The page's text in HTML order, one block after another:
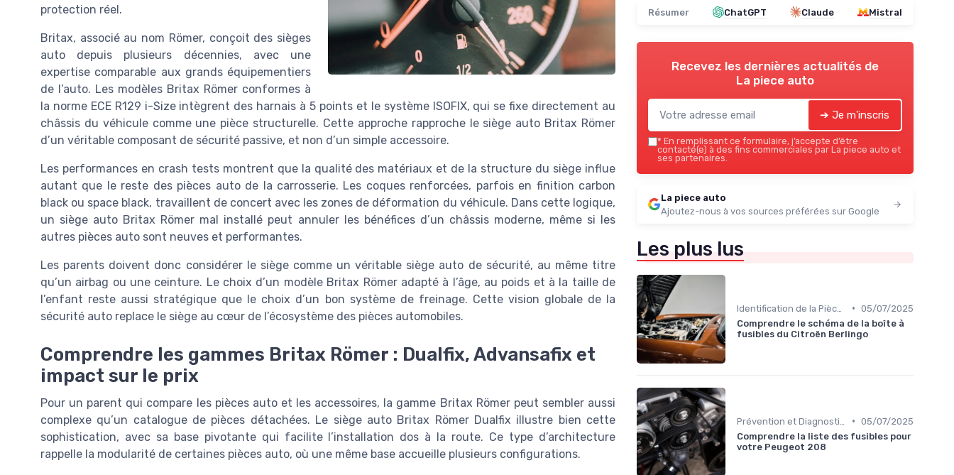
protection réel.
Britax, associé au nom Römer, conçoit des sièges
auto depuis plusieurs décennies, avec une
expertise comparable aux grands équipementiers
de l’auto. Les modèles Britax Römer conformes à
la norme ECE R129 i-Size intègrent des harnais à 5 points et le système ISOFIX, qui se fixe directement au
châssis du véhicule comme une pièce structurelle. Cette approche rapproche le siège auto Britax Römer
d’un véritable composant de sécurité passive, et non d’un simple accessoire.
Les performances en crash tests montrent que la qualité des matériaux et de la structure du siège influe
autant que le reste des pièces auto de la carrosserie. Les coques renforcées, parfois en finition carbon
black ou space black, travaillent de concert avec les zones de déformation du véhicule. Dans cette logique,
un siège auto Britax Römer mal installé peut annuler les bénéfices d’un châssis moderne, même si les
autres pièces auto sont neuves et performantes.
Les parents doivent donc considérer le siège comme un véritable siège auto de sécurité, au même titre
qu’un airbag ou une ceinture. Le choix d’un modèle Britax Römer adapté à l’âge, au poids et à la taille de
l’enfant reste aussi stratégique que le choix d’un bon système de freinage. Cette vision globale de la
sécurité auto replace le siège au cœur de l’écosystème des pièces automobiles.
Comprendre les gammes Britax Römer : Dualfix, Advansafix et
impact sur le prix
Pour un parent qui compare les pièces auto et les accessoires, la gamme Britax Römer peut sembler aussi
complexe qu’un catalogue de pièces détachées. Le siège auto Britax Römer Dualfix illustre bien cette
sophistication, avec sa base pivotante qui facilite l’installation dos à la route. Ce type d’architecture
rappelle la modularité de certaines pièces auto, où une même base accueille plusieurs configurations.
Résumer ChatGPT Claude Mistral
Recevez les dernières actualités de
La piece auto
➔ Je m'inscris
* En remplissant ce formulaire, j’accepte d’être
contacté(e) à des fins commerciales par La piece auto et
ses partenaires.
La piece auto
Ajoutez-nous à vos sources préférées sur Google
Les plus lus
• 05/07/2025
Comprendre le schéma de la boîte à
fusibles du Citroën Berlingo
• 05/07/2025
Comprendre la liste des fusibles pour
votre Peugeot 208